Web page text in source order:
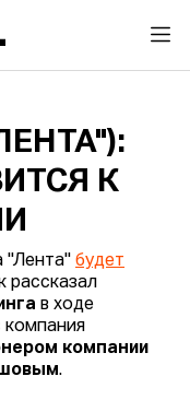
К
"Лента" будет
рассказал
в ходе
компания
компании
.